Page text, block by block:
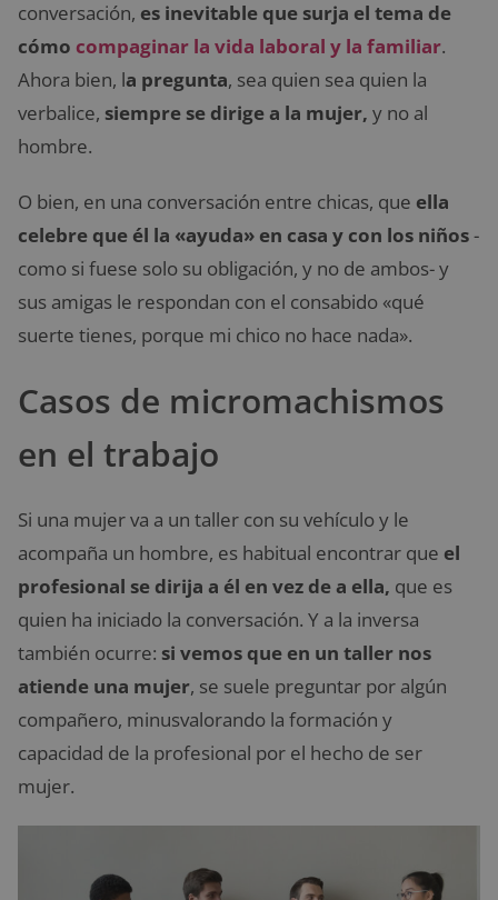
conversación, es inevitable que surja el tema de
cómo compaginar la vida laboral y la familiar.
Ahora bien, la pregunta, sea quien sea quien la
verbalice, siempre se dirige a la mujer, y no al
hombre.
O bien, en una conversación entre chicas, que ella
celebre que él la «ayuda» en casa y con los niños-
como si fuese solo su obligación, y no de ambos- y
sus amigas le respondan con el consabido «qué
suerte tienes, porque mi chico no hace nada».
Casos de micromachismos
en el trabajo
Si una mujer va a un taller con su vehículo y le
acompaña un hombre, es habitual encontrar que el
profesional se dirija a él en vez de a ella, que es
quien ha iniciado la conversación. Y a la inversa
también ocurre: si vemos que en un taller nos
atiende una mujer, se suele preguntar por algún
compañero, minusvalorando la formación y
capacidad de la profesional por el hecho de ser
mujer.